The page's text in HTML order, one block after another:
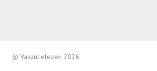
© Vakantielezen 2026